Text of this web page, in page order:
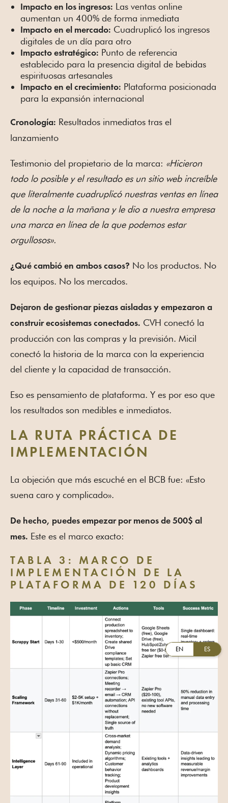
EN ES
Impacto en los ingresos: Las ventas online
aumentan un 400% de forma inmediata
Impacto en el mercado: Cuadruplicó los ingresos
digitales de un día para otro
Impacto estratégico: Punto de referencia
establecido para la presencia digital de bebidas
espirituosas artesanales
Impacto en el crecimiento: Plataforma posicionada
para la expansión internacional
Cronología: Resultados inmediatos tras el
lanzamiento
Testimonio del propietario de la marca: «Hicieron
todo lo posible y el resultado es un sitio web increíble
que literalmente cuadruplicó nuestras ventas en línea
de la noche a la mañana y le dio a nuestra empresa
una marca en línea de la que podemos estar
orgullosos».
¿Qué cambió en ambos casos? No los productos. No
los equipos. No los mercados.
Dejaron de gestionar piezas aisladas y empezaron a
construir ecosistemas conectados. CVH conectó la
producción con las compras y la previsión. Micil
conectó la historia de la marca con la experiencia
del cliente y la capacidad de transacción.
Eso es pensamiento de plataforma. Y es por eso que
los resultados son medibles e inmediatos.
LA RUTA PRÁCTICA DE
IMPLEMENTACIÓN
La objeción que más escuché en el BCB fue: «Esto
suena caro y complicado».
De hecho, puedes empezar por menos de 500$ al
mes. Este es el marco exacto:
TABLA 3: MARCO DE
IMPLEMENTACIÓN DE LA
PLATAFORMA DE 120 DÍAS